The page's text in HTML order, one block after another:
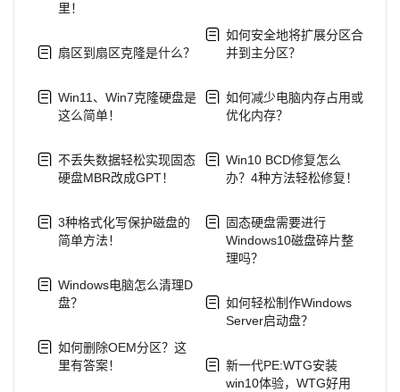
里！
扇区到扇区克隆是什么？
Win11、Win7克隆硬盘是
这么简单！
不丢失数据轻松实现固态
硬盘MBR改成GPT！
3种格式化写保护磁盘的
简单方法！
Windows电脑怎么清理D
盘？
如何删除OEM分区？这
里有答案！
如何安全地将扩展分区合
并到主分区？
如何减少电脑内存占用或
优化内存？
Win10 BCD修复怎么
办？4种方法轻松修复！
固态硬盘需要进行
Windows10磁盘碎片整
理吗？
如何轻松制作Windows
Server启动盘？
新一代PE:WTG安装
win10体验，WTG好用